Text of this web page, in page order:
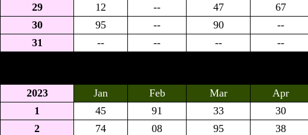
29
12 -- 47 67
30
95 -- 90 --
31
-- -- -- --
2023 Jan Feb Mar Apr
1
45 91 33 30
2
74 08 95 38